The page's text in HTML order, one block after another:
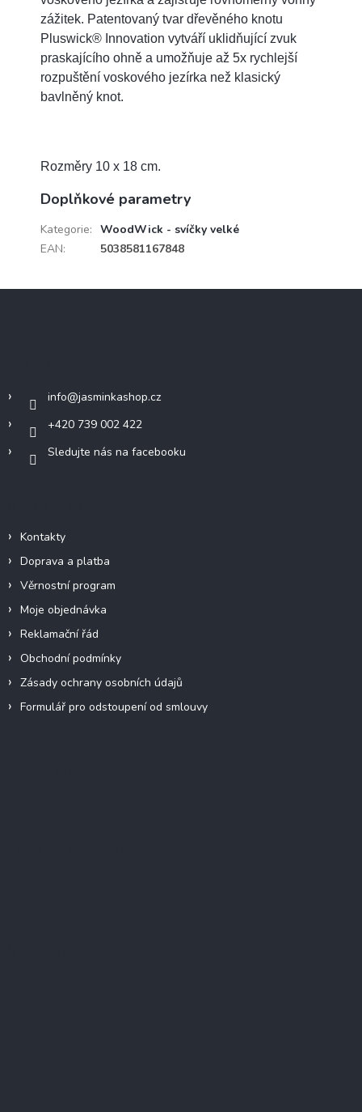
zážitek. Patentovaný tvar dřevěného knotu
Pluswick® Innovation vytváří uklidňující zvuk
praskajícího ohně a umožňuje až 5x rychlejší
rozpuštění voskového jezírka než klasický
bavlněný knot.
Rozměry 10 x 18 cm.
Doplňkové parametry
Kategorie: WoodWick - svíčky velké
EAN: 5038581167848
info@jasminkashop.cz
+420 739 002 422
Sledujte nás na facebooku
Kontakty
Doprava a platba
Věrnostní program
Moje objednávka
Reklamační řád
Obchodní podmínky
Zásady ochrany osobních údajů
Formulář pro odstoupení od smlouvy